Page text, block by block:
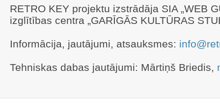
RETRO KEY projektu izstrādāja SIA „WEB
izglītības centra „GARĪGĀS KULTŪRAS
Informācija, jautājumi, atsauksmes:
Tehniskas dabas jautājumi: Mārtiņš Briedis,